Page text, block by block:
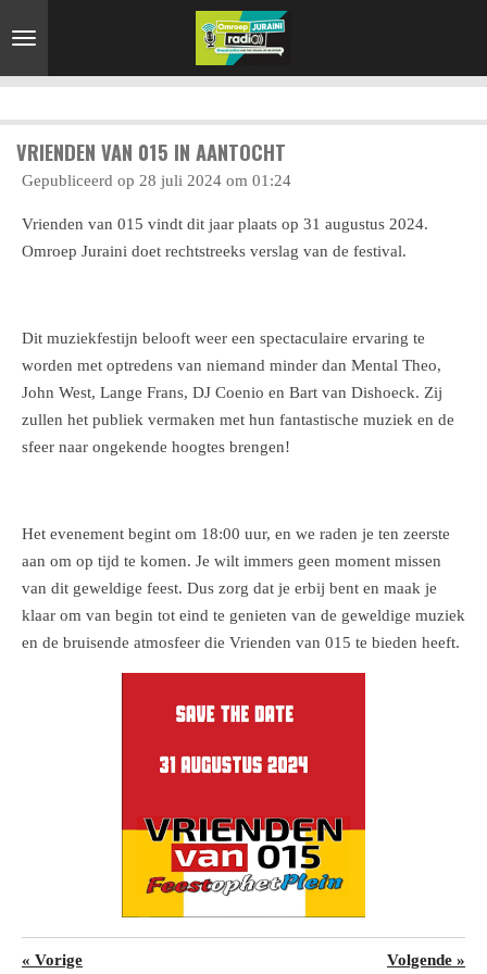
direct
naar
VRIENDEN VAN 015 IN AANTOCHT
Gepubliceerd op 28 juli 2024 om 01:24
Vrienden van 015 vindt dit jaar plaats op 31 augustus 2024.
Omroep Juraini doet rechtstreeks verslag van de festival.
Dit muziekfestijn belooft weer een spectaculaire ervaring te
worden met optredens van niemand minder dan Mental Theo,
John West, Lange Frans, DJ Coenio en Bart van Dishoeck. Zij
zullen het publiek vermaken met hun fantastische muziek en de
sfeer naar ongekende hoogtes brengen!
Het evenement begint om 18:00 uur, en we raden je ten zeerste
aan om op tijd te komen. Je wilt immers geen moment missen
van dit geweldige feest. Dus zorg dat je erbij bent en maak je
klaar om van begin tot eind te genieten van de geweldige muziek
en de bruisende atmosfeer die Vrienden van 015 te bieden heeft.
« Vorige Volgende »